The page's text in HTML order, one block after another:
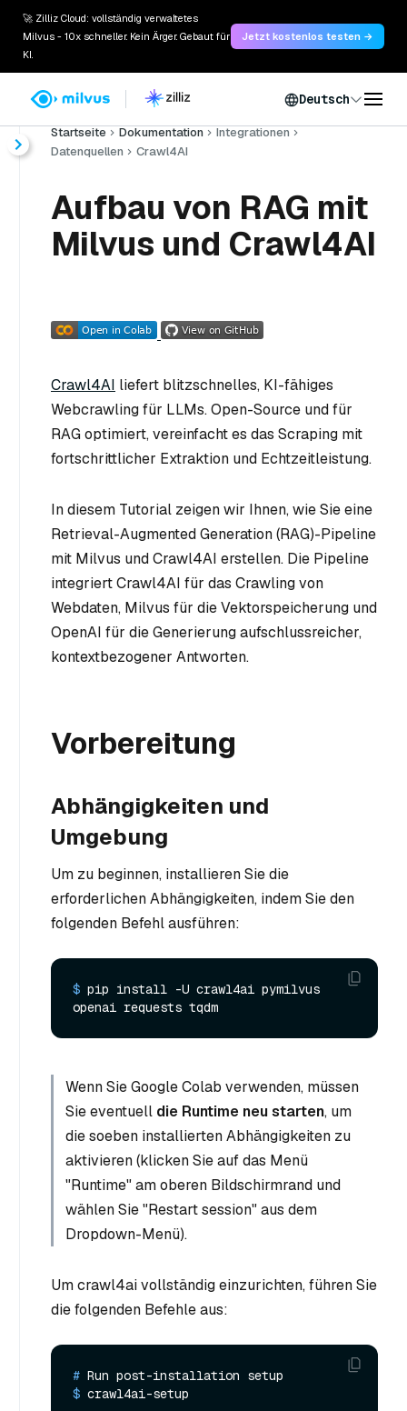
🚀 Zilliz Cloud: vollständig verwaltetes
Milvus - 10x schneller. Kein Ärger. Gebaut für
KI.
Jetzt kostenlos testen →
Deutsch
Startseite Dokumentation
Integrationen
Datenquellen
Crawl4AI
Aufbau von RAG mit
Milvus und Crawl4AI
Crawl4AI liefert blitzschnelles, KI-fähiges
Webcrawling für LLMs. Open-Source und für
RAG optimiert, vereinfacht es das Scraping mit
fortschrittlicher Extraktion und Echtzeitleistung.
In diesem Tutorial zeigen wir Ihnen, wie Sie eine
Retrieval-Augmented Generation (RAG)-Pipeline
mit Milvus und Crawl4AI erstellen. Die Pipeline
integriert Crawl4AI für das Crawling von
Webdaten, Milvus für die Vektorspeicherung und
OpenAI für die Generierung aufschlussreicher,
kontextbezogener Antworten.
Vorbereitung
Abhängigkeiten und
Umgebung
Um zu beginnen, installieren Sie die
erforderlichen Abhängigkeiten, indem Sie den
folgenden Befehl ausführen:
$ pip install -U crawl4ai pymilvus
openai requests tqdm
Wenn Sie Google Colab verwenden, müssen
Sie eventuell die Runtime neu starten, um
die soeben installierten Abhängigkeiten zu
aktivieren (klicken Sie auf das Menü
"Runtime" am oberen Bildschirmrand und
wählen Sie "Restart session" aus dem
Dropdown-Menü).
Um crawl4ai vollständig einzurichten, führen Sie
die folgenden Befehle aus:
# Run post-installation setup
$ crawl4ai-setup